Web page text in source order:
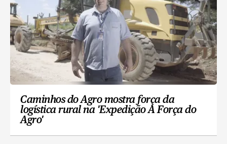
Caminhos do Agro mostra força da
logística rural na 'Expedição A Força do
Agro'